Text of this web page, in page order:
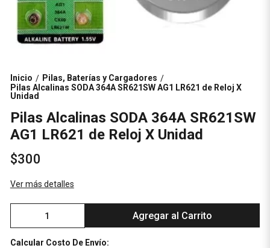
Inicio / Pilas, Baterías y Cargadores /
Pilas Alcalinas SODA 364A SR621SW AG1 LR621 de Reloj X
Unidad
Pilas Alcalinas SODA 364A SR621SW
AG1 LR621 de Reloj X Unidad
$300
Ver más detalles
Agregar al Carrito
Calcular Costo De Envío: